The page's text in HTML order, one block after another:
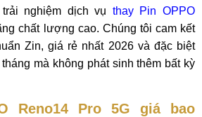
nghiệm dịch vụ thay Pin OPPO
chất lượng cao. Chúng tôi cam kết
Zin, giá rẻ nhất 2026 và đặc biệt
mà không phát sinh thêm bất kỳ
Reno14 Pro 5G giá bao